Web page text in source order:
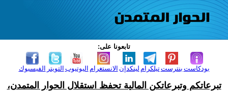
تابعونا على:
الفيسبوك التويتر اليوتيوب الانستغرام لينكدإن تيلكرامبنترست بودكاست
تبرعاتكم وتبرعاتكن المالية تحفظ استقلال الحوار المتمدن،